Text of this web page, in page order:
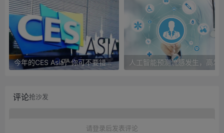
今年的CES Asia，你可不要错过这些自动驾驶看点
评论抢沙发
请登录后发表评论